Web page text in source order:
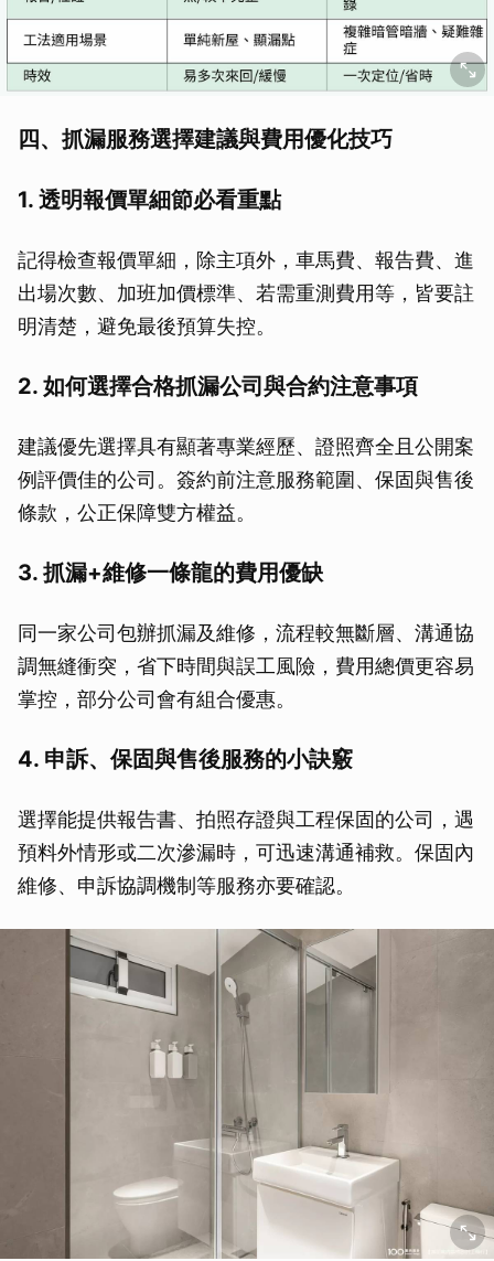
四、抓漏服務選擇建議與費用優化技巧
1. 透明報價單細節必看重點
記得檢查報價單細，除主項外，車馬費、報告費、進
出場次數、加班加價標準、若需重測費用等，皆要註
明清楚，避免最後預算失控。
2. 如何選擇合格抓漏公司與合約注意事項
建議優先選擇具有顯著專業經歷、證照齊全且公開案
例評價佳的公司。簽約前注意服務範圍、保固與售後
條款，公正保障雙方權益。
3. 抓漏+維修一條龍的費用優缺
同一家公司包辦抓漏及維修，流程較無斷層、溝通協
調無縫衝突，省下時間與誤工風險，費用總價更容易
掌控，部分公司會有組合優惠。
4. 申訴、保固與售後服務的小訣竅
選擇能提供報告書、拍照存證與工程保固的公司，遇
預料外情形或二次滲漏時，可迅速溝通補救。保固內
維修、申訴協調機制等服務亦要確認。